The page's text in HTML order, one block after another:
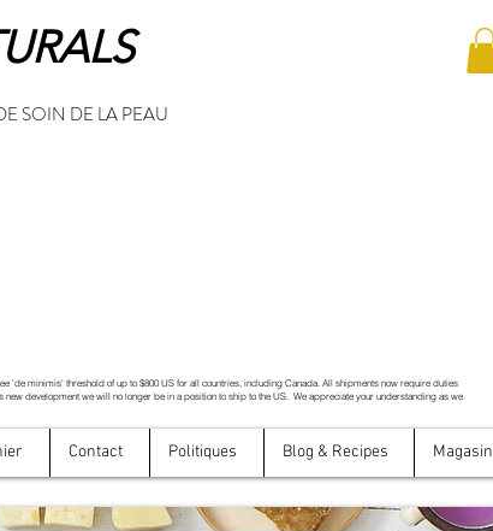
SOIN DE LA PEAU
'de minimis' threshold of up to $800 US for all countries, including Canada. All shipments now require duties
development we will no longer be in a position to ship to the US. We appreciate your understanding as we
Contact Politiques Blog & Recipes Magasin